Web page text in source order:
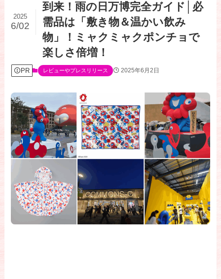
到来！雨の日万博完全ガイド│必
需品は「敷き物＆温かい飲み
物」！ミャクミャクポンチョで
楽しさ倍増！
2025
6/02
PR レビューやプレスリリース 2025年6月2日